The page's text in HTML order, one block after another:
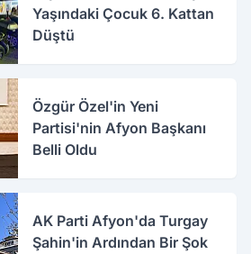
Yaşındaki Çocuk 6. Kattan
Düştü
Özgür Özel'in Yeni
Partisi'nin Afyon Başkanı
Belli Oldu
AK Parti Afyon'da Turgay
Şahin'in Ardından Bir Şok